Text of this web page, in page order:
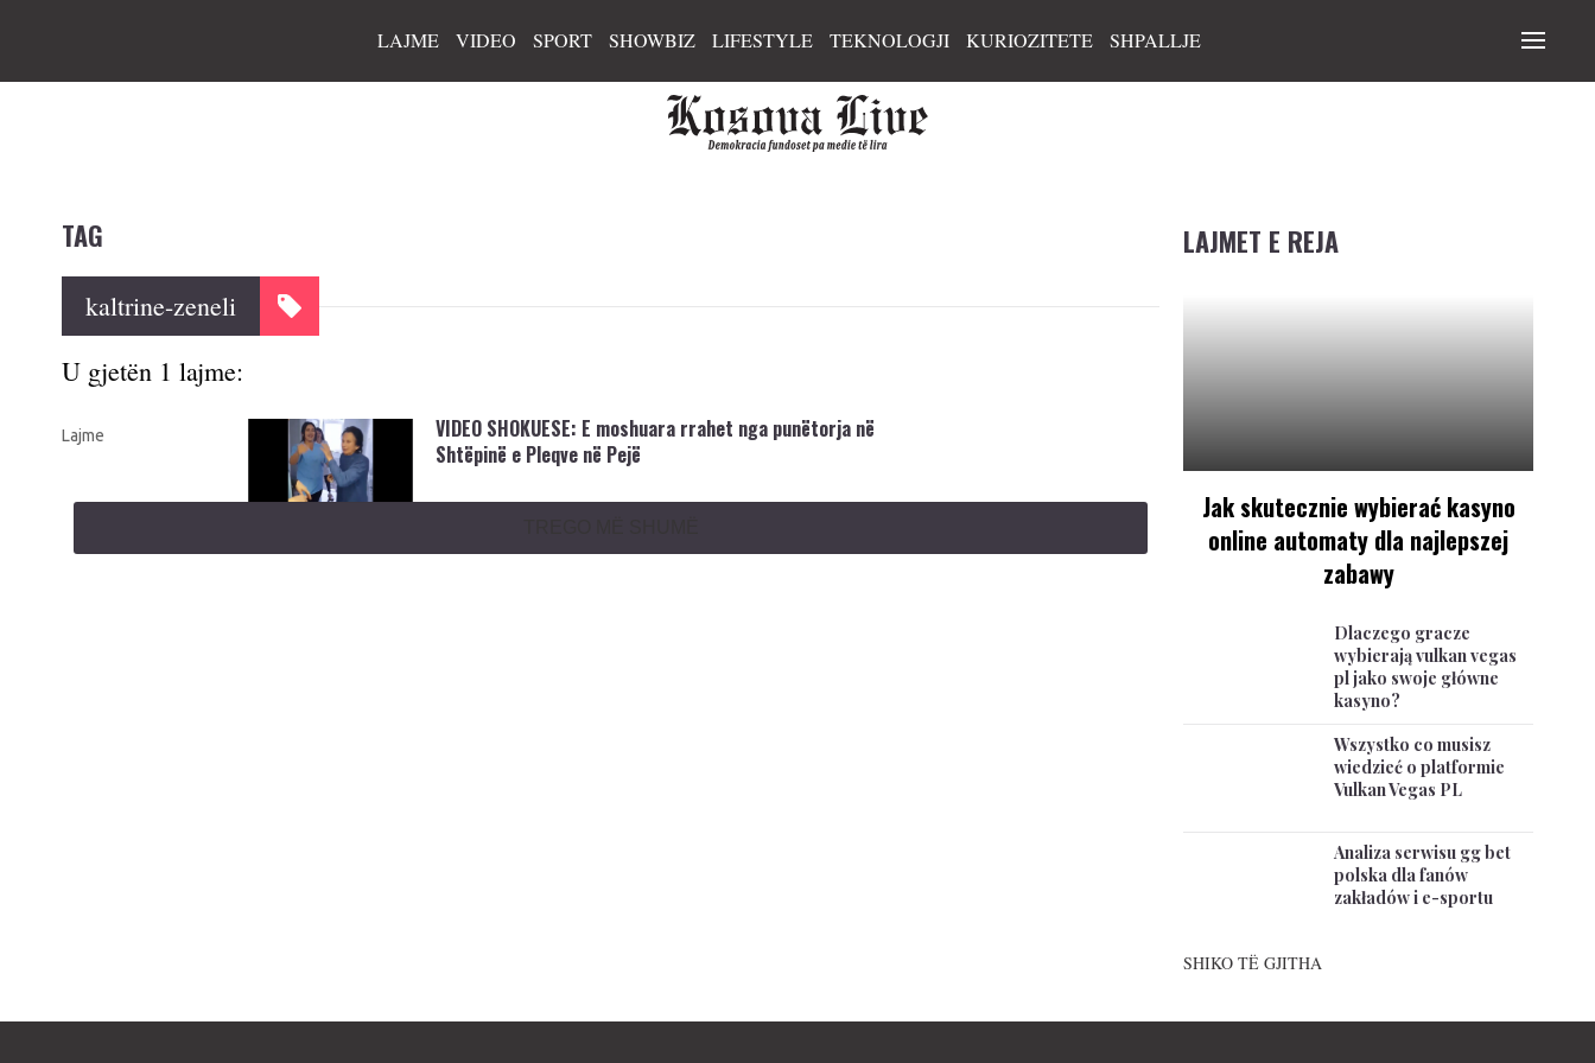
LAJME VIDEO SPORT SHOWBIZ LIFESTYLE TEKNOLOGJI KURIOZITETE SHPALLJE
TAG
kaltrine-zeneli
U gjetën 1 lajme:
Lajme
VIDEO SHOKUESE: E moshuara rrahet nga punëtorja në
Shtëpinë e Pleqve në Pejë
LAJMET E REJA
Jak skutecznie wybierać kasyno
online automaty dla najlepszej
zabawy
Dlaczego gracze
wybierają vulkan vegas
pl jako swoje główne
kasyno?
Wszystko co musisz
wiedzieć o platformie
Vulkan Vegas PL
Analiza serwisu gg bet
polska dla fanów
zakładów i e-sportu
SHIKO TË GJITHA